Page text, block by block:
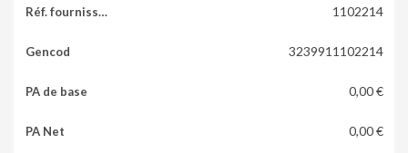
1102214
3239911102214
0,00 €
0,00 €